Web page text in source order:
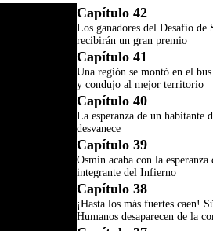
Capítulo 42
Los ganadores del Desafío de
recibirán un gran premio
Capítulo 41
Una región se montó en el
y condujo al mejor territorio
Capítulo 40
La esperanza de un habitante
desvanece
Capítulo 39
Osmín acaba con la esperanza
integrante del Infierno
Capítulo 38
¡Hasta los más fuertes caen!
Humanos desaparecen de la